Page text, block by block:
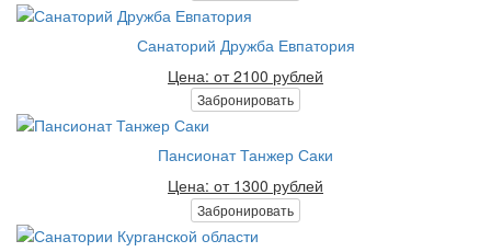
Санаторий Дружба Евпатория
Цена: от 2100 рублей
Забронировать
Пансионат Танжер Саки
Цена: от 1300 рублей
Забронировать